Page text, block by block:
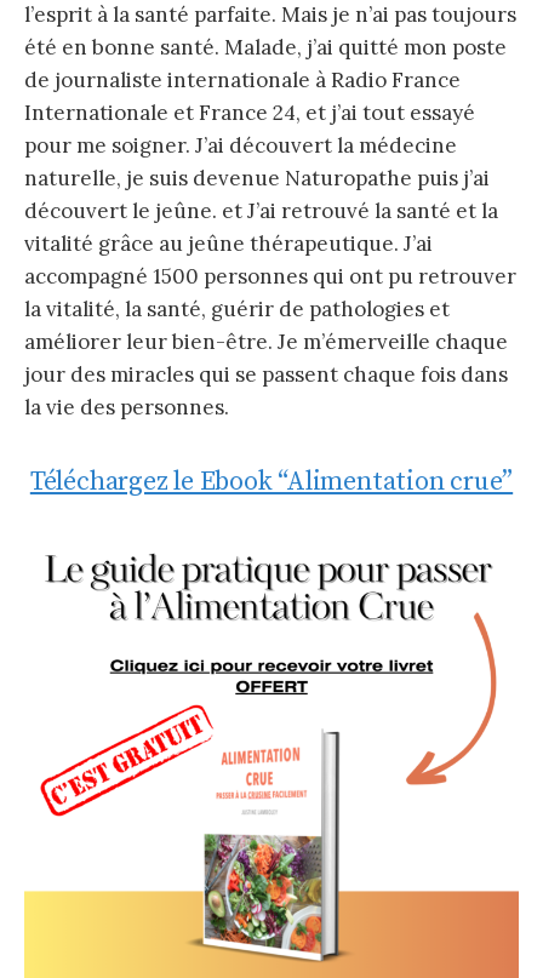
l’esprit à la santé parfaite. Mais je n’ai pas toujours
été en bonne santé. Malade, j’ai quitté mon poste
de journaliste internationale à Radio France
Internationale et France 24, et j’ai tout essayé
pour me soigner. J’ai découvert la médecine
naturelle, je suis devenue Naturopathe puis j’ai
découvert le jeûne. et J’ai retrouvé la santé et la
vitalité grâce au jeûne thérapeutique. J’ai
accompagné 1500 personnes qui ont pu retrouver
la vitalité, la santé, guérir de pathologies et
améliorer leur bien-être. Je m’émerveille chaque
jour des miracles qui se passent chaque fois dans
la vie des personnes.
Téléchargez le Ebook “Alimentation crue”